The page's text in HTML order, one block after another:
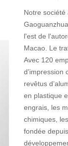
Notre société
l'est de
Macao. Le
Avec 120
d’impression
revêtus
en plastique
engrais, les
chimiques,
fondée